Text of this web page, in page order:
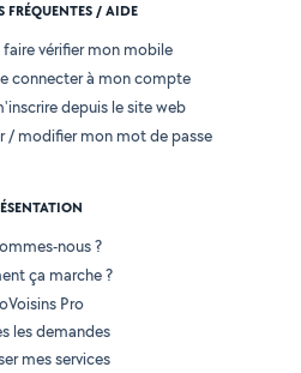
FRÉQUENTES / AIDE
faire vérifier mon mobile
connecter à mon compte
depuis le site web
/ modifier mon mot de passe
nous ?
ça marche ?
Pro
les demandes
mes services